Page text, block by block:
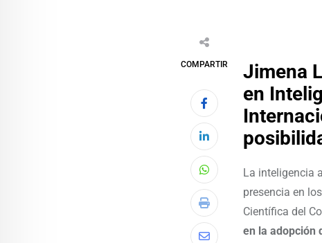
COMPARTIR
Jimena
en
La inteligencia
presencia en
Científica del
en la adopción